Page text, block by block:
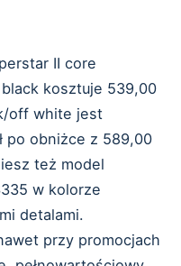
II core
kosztuje 539,00
off white jest
po obniżce z 589,00
też model
w kolorze
detalami.
przy promocjach